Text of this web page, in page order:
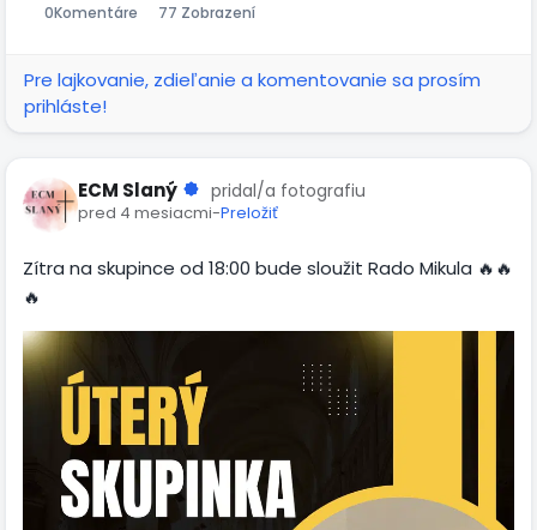
0Komentáre 77 Zobrazení
Pre lajkovanie, zdieľanie a komentovanie sa prosím
prihláste!
ECM Slaný pridal/a fotografiu
pred 4 mesiacmi-Preložiť
Zítra na skupince od 18:00 bude sloužit Rado Mikula 🔥🔥
🔥